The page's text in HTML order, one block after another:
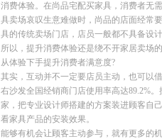
消费体验。在尚品宅配买家具，消费者无
具卖场哀叹生意难做时，尚品的店面经常
具的传统卖场门店，店员一般都不具备
所以，提升消费体验还是绕不开家居卖场
从体验下手提升消费者满意度?
其实，互动并不一定要店员主动，也可以
右沙发全国经销商门店使用率高达89.2%
家，把专业设计师搭建的方案装进顾客自
看家具产品的安装效果。
能够有机会让顾客主动参与，就有更多的